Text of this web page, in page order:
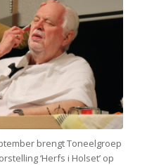
brengt Toneelgroep
‘Herfs i Holset’ op